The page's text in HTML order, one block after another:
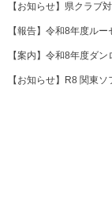
【お知らせ】県クラブ
【報告】令和8年度ル
【案内】令和8年度ダ
【お知らせ】R8 関東